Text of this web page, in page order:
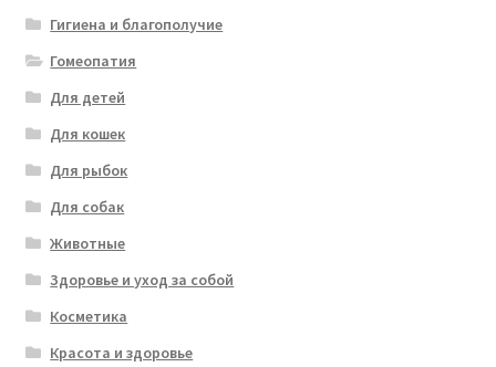
Гигиена и благополучие
Гомеопатия
Для детей
Для кошек
Для рыбок
Для собак
Животные
Здоровье и уход за собой
Косметика
Красота и здоровье